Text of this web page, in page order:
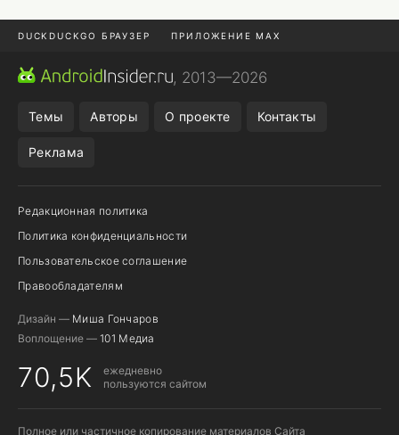
DUCKDUCKGO БРАУЗЕР ПРИЛОЖЕНИЕ MAX
ПРИЛОЖЕНИЯ ANDROID
, 2013—2026
Темы Авторы О проекте Контакты
Реклама
Редакционная политика
Политика конфиденциальности
Пользовательское соглашение
Правообладателям
Дизайн — Миша Гончаров
Воплощение — 101 Медиа
70,5K
ежедневно
пользуются сайтом
Полное или частичное копирование материалов Сайта